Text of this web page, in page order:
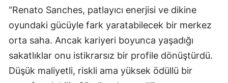
“Renato Sanches, patlayıcı enerjisi ve dikine
oyundaki gücüyle fark yaratabilecek bir merkez
orta saha. Ancak kariyeri boyunca yaşadığı
sakatlıklar onu istikrarsız bir profile dönüştürdü.
Düşük maliyetli, riskli ama yüksek ödüllü bir